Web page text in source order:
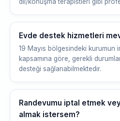
dil/konuşma terapistleri gibi
Evde destek hizmetleri
19 Mayıs bölgesindeki kurumun
kapsamına göre, gerekli
desteği sağlanabilmektedir.
Randevumu iptal etmek
almak istersem?